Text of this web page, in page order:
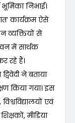
निभाई।
कार्यक्रम ऐसे
व्यक्तियों से
में सार्थक
रहे हैं।
ने बताया
किया गया। इस
एवं
मीडिया